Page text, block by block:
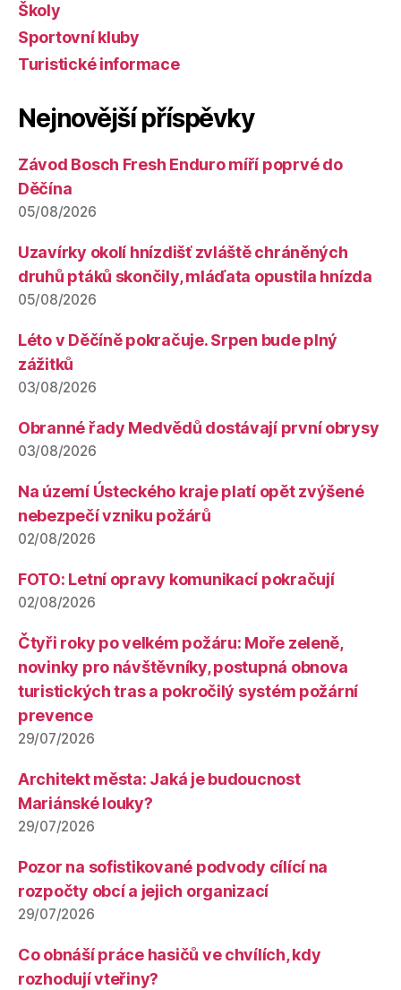
Školy
Sportovní kluby
Turistické informace
Nejnovější příspěvky
Závod Bosch Fresh Enduro míří poprvé do
Děčína
05/08/2026
Uzavírky okolí hnízdišť zvláště chráněných
druhů ptáků skončily, mláďata opustila hnízda
05/08/2026
Léto v Děčíně pokračuje. Srpen bude plný
zážitků
03/08/2026
Obranné řady Medvědů dostávají první obrysy
03/08/2026
Na území Ústeckého kraje platí opět zvýšené
nebezpečí vzniku požárů
02/08/2026
FOTO: Letní opravy komunikací pokračují
02/08/2026
Čtyři roky po velkém požáru: Moře zeleně,
novinky pro návštěvníky, postupná obnova
turistických tras a pokročilý systém požární
prevence
29/07/2026
Architekt města: Jaká je budoucnost
Mariánské louky?
29/07/2026
Pozor na sofistikované podvody cílící na
rozpočty obcí a jejich organizací
29/07/2026
Co obnáší práce hasičů ve chvílích, kdy
rozhodují vteřiny?